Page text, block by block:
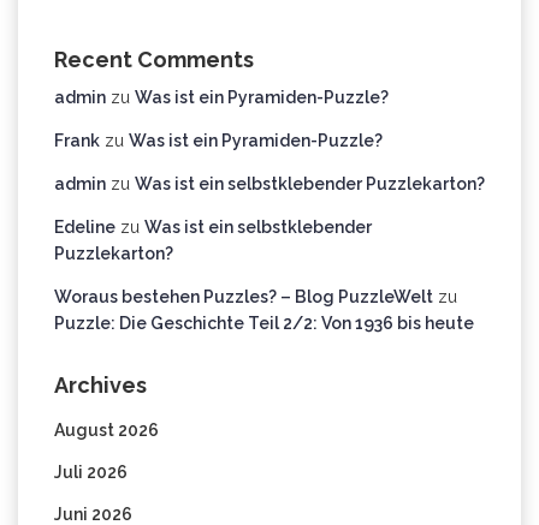
Recent Comments
admin zu Was ist ein Pyramiden-Puzzle?
Frank zu Was ist ein Pyramiden-Puzzle?
admin zu Was ist ein selbstklebender Puzzlekarton?
Edeline zu Was ist ein selbstklebender
Puzzlekarton?
Woraus bestehen Puzzles? – Blog PuzzleWelt zu
Puzzle: Die Geschichte Teil 2/2: Von 1936 bis heute
Archives
August 2026
Juli 2026
Juni 2026